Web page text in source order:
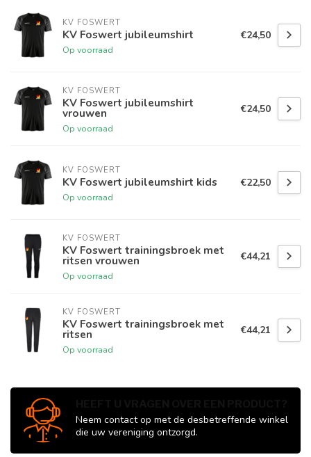
KV FOSWERT
KV Foswert jubileumshirt
Op voorraad
€24,50
KV FOSWERT
KV Foswert jubileumshirt
vrouwen
Op voorraad
€24,50
KV FOSWERT
KV Foswert jubileumshirt kids
Op voorraad
€22,50
KV FOSWERT
KV Foswert trainingsbroek met
ritsen vrouwen
Op voorraad
€44,21
KV FOSWERT
KV Foswert trainingsbroek met
ritsen
Op voorraad
€44,21
Neem contact op met de desbetreffende winkel
die uw vereniging ontzorgd.